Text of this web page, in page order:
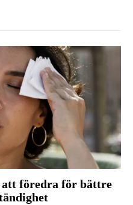
att föredra för bättre